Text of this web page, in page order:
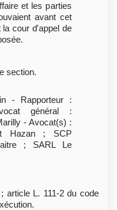
et les parties
avant cet
cour d'appel de
section.
- Rapporteur :
général :
- Avocat(s) :
Hazan ; SCP
; SARL Le
article L. 111-2 du code